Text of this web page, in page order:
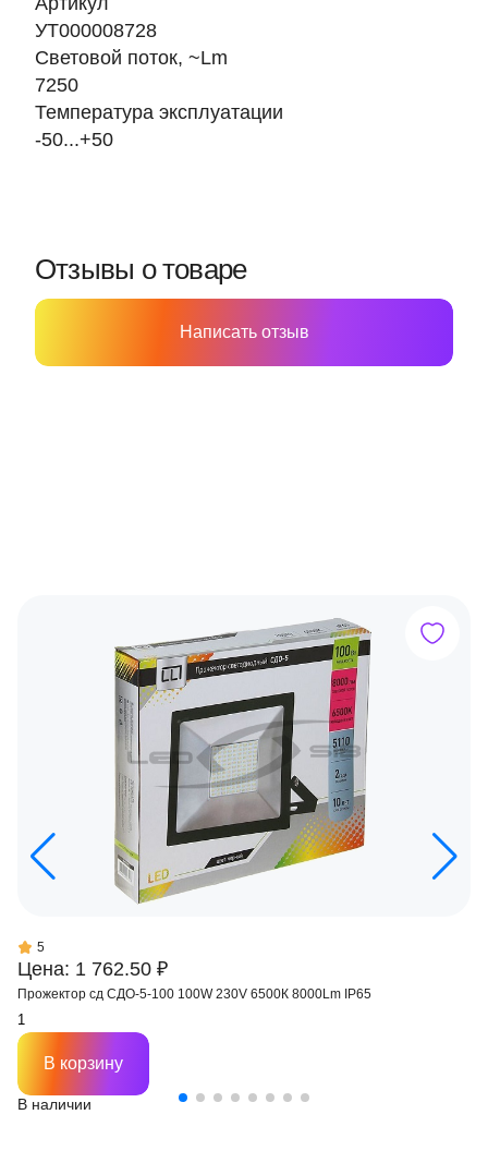
УТ000008728
Световой поток, ~Lm
7250
Температура эксплуатации
-50...+50
Отзывы о товаре
Написать отзыв
Цена: 1 762.50 ₽
5
Прожектор сд СДО-5-100 100W 230V 6500К 8000Lm IP65
В наличии
В корзину